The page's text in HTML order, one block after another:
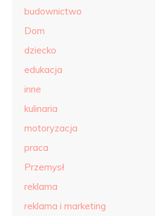
budownictwo
Dom
dziecko
edukacja
inne
kulinaria
motoryzacja
praca
Przemysł
reklama
reklama i marketing